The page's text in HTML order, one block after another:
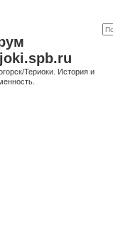
Териоки. История и